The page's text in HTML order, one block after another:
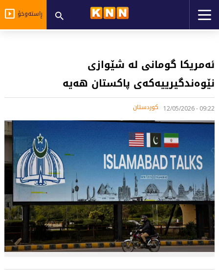
ڕاستەوخۆ
ئەمریکا گومانی لە شێوازی
نێوەندگیرییەکەی پاکستان هەیە
09:22 - 12/05/2026 کوردستان